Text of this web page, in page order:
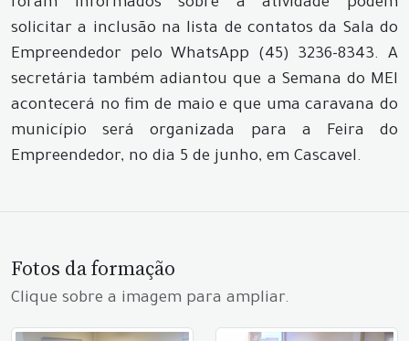
foram informados sobre a atividade podem
solicitar a inclusão na lista de contatos da Sala do
Empreendedor pelo WhatsApp (45) 3236-8343. A
secretária também adiantou que a Semana do MEI
acontecerá no fim de maio e que uma caravana do
município será organizada para a Feira do
Empreendedor, no dia 5 de junho, em Cascavel.
Fotos da formação
Clique sobre a imagem para ampliar.